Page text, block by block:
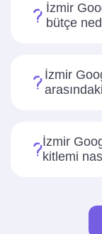
İzmir
bütçe
İzmir
İzmir
kitlemi